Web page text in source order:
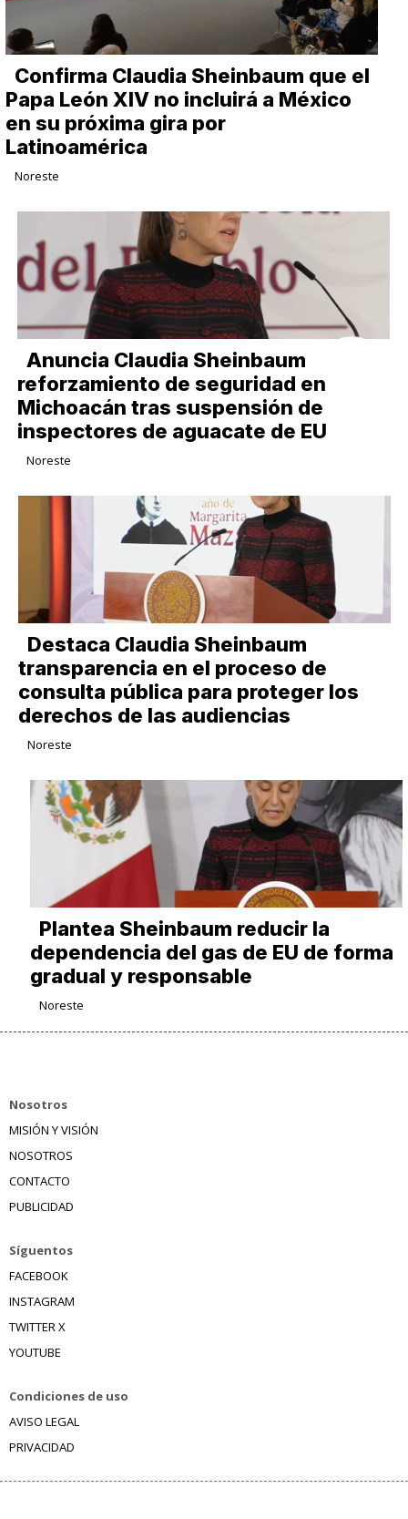
Confirma Claudia Sheinbaum que el
Papa León XIV no incluirá a México
en su próxima gira por
Latinoamérica
Noreste
Anuncia Claudia Sheinbaum
reforzamiento de seguridad en
Michoacán tras suspensión de
inspectores de aguacate de EU
Noreste
Destaca Claudia Sheinbaum
transparencia en el proceso de
consulta pública para proteger los
derechos de las audiencias
Noreste
Plantea Sheinbaum reducir la
dependencia del gas de EU de forma
gradual y responsable
Noreste
Nosotros
MISIÓN Y VISIÓN
NOSOTROS
CONTACTO
PUBLICIDAD
Síguentos
FACEBOOK
INSTAGRAM
TWITTER X
YOUTUBE
Condiciones de uso
AVISO LEGAL
PRIVACIDAD